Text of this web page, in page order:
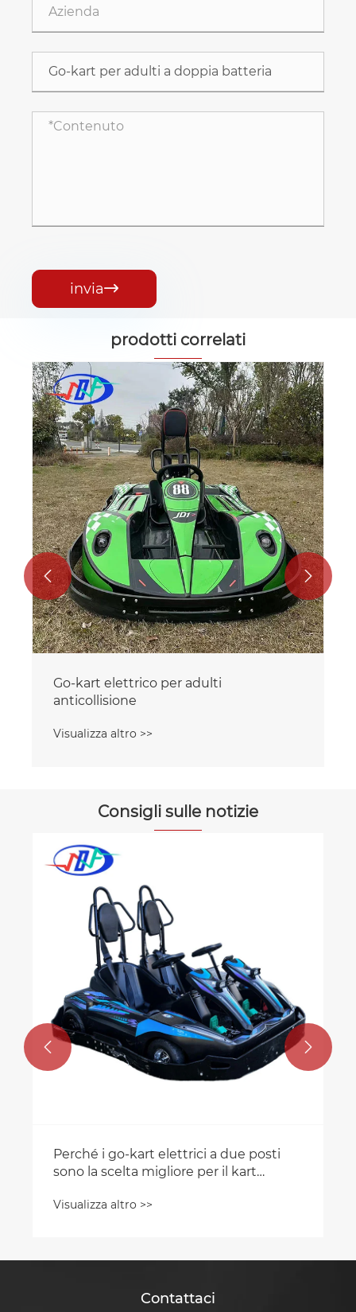
invia
prodotti correlati
Go-kart elettrico per adulti
anticollisione
Visualizza altro >>
 
Consigli sulle notizie
Perché i go-kart elettrici a due posti
sono la scelta migliore per il kart
Visualizza altro >>
 
Contattaci